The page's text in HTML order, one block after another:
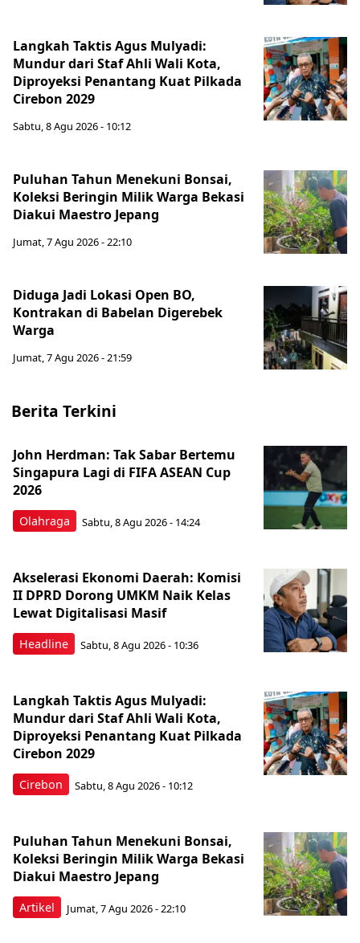
Langkah Taktis Agus Mulyadi:
Mundur dari Staf Ahli Wali Kota,
Diproyeksi Penantang Kuat Pilkada
Cirebon 2029
Sabtu, 8 Agu 2026 - 10:12
Puluhan Tahun Menekuni Bonsai,
Koleksi Beringin Milik Warga Bekasi
Diakui Maestro Jepang
Jumat, 7 Agu 2026 - 22:10
Diduga Jadi Lokasi Open BO,
Kontrakan di Babelan Digerebek
Warga
Jumat, 7 Agu 2026 - 21:59
Berita Terkini
Olahraga
John Herdman: Tak Sabar Bertemu
Singapura Lagi di FIFA ASEAN Cup
2026
Sabtu, 8 Agu 2026 - 14:24
Headline
Akselerasi Ekonomi Daerah: Komisi
II DPRD Dorong UMKM Naik Kelas
Lewat Digitalisasi Masif
Sabtu, 8 Agu 2026 - 10:36
Cirebon
Langkah Taktis Agus Mulyadi:
Mundur dari Staf Ahli Wali Kota,
Diproyeksi Penantang Kuat Pilkada
Cirebon 2029
Sabtu, 8 Agu 2026 - 10:12
Artikel
Puluhan Tahun Menekuni Bonsai,
Koleksi Beringin Milik Warga Bekasi
Diakui Maestro Jepang
Jumat, 7 Agu 2026 - 22:10